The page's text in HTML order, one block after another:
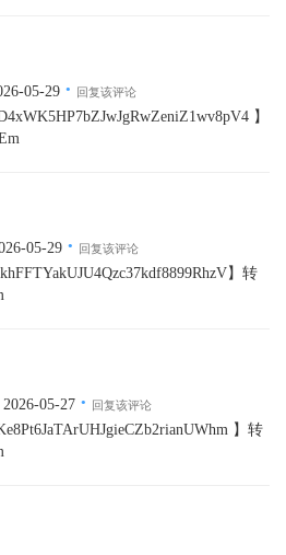
05-29 · 回复该评论
】
05-29 · 回复该评论
】转
2026-05-27 · 回复该评论
】转